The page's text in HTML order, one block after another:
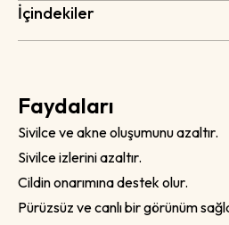
İçindekiler
Faydaları
Sivilce ve akne oluşumunu azaltır.
Sivilce izlerini azaltır.
Cildin onarımına destek olur.
Pürüzsüz ve canlı bir görünüm